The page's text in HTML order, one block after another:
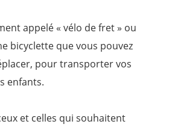
appelé « vélo de fret » ou
bicyclette que vous pouvez
pour transporter vos
enfants.
et celles qui souhaitent